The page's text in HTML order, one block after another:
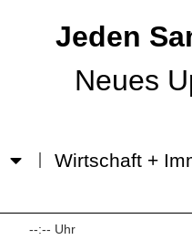
Jeden
Neues
Wirtschaft +
--:-- Uhr